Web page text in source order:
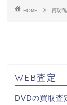
HOME 買取商
WEB査定
DVDの買取査